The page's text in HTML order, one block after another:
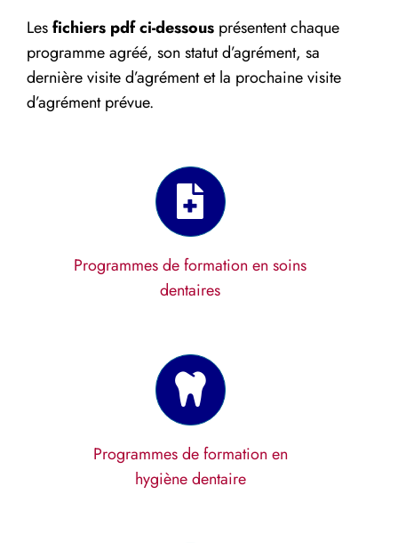
Lesfichiers pdf ci-dessous présentent chaque
programme agréé, son statut d’agrément, sa
dernière visite d’agrément et la prochaine visite
d’agrément prévue.
Programmes de formation en soins
dentaires
Programmes de formation en
hygiène dentaire